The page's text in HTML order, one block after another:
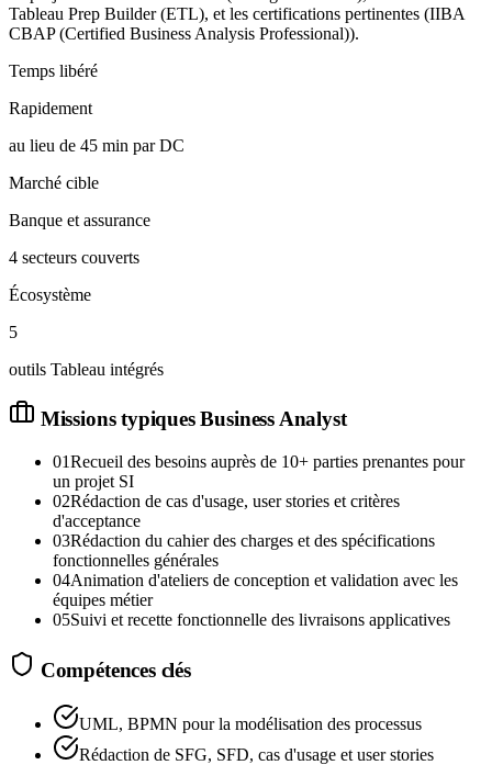
Tableau Prep Builder (ETL), et les certifications pertinentes (IIBA
CBAP (Certified Business Analysis Professional)).
Temps libéré
Rapidement
au lieu de 45 min par DC
Marché cible
Banque et assurance
4 secteurs couverts
Écosystème
5
outils Tableau intégrés
Missions typiquesBusiness Analyst
01Recueil des besoins auprès de 10+ parties prenantes pour
un projet SI
02Rédaction de cas d'usage, user stories et critères
d'acceptance
03Rédaction du cahier des charges et des spécifications
fonctionnelles générales
04Animation d'ateliers de conception et validation avec les
équipes métier
05Suivi et recette fonctionnelle des livraisons applicatives
Compétences clés
UML, BPMN pour la modélisation des processus
Rédaction de SFG, SFD, cas d'usage et user stories